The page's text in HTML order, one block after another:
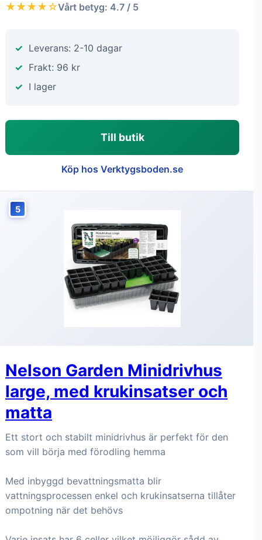
★★★★☆Vårt betyg: 4.7 / 5
Leverans: 2-10 dagar
Frakt: 96 kr
I lager
Till butik
Köp hos Verktygsboden.se
5
Nelson Garden Minidrivhus
large, med krukinsatser och
matta
Ett stort och stabilt minidrivhus är perfekt för den
som vill börja med förodling hemma
Med inbyggd bevattningsmatta blir
vattningsprocessen enkel och krukinsatserna tillåter
ompotning när det behövs